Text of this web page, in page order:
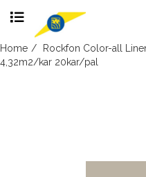
Skip
to
Home
Rockfon Color-all
4,32m2/kar 20kar/pal